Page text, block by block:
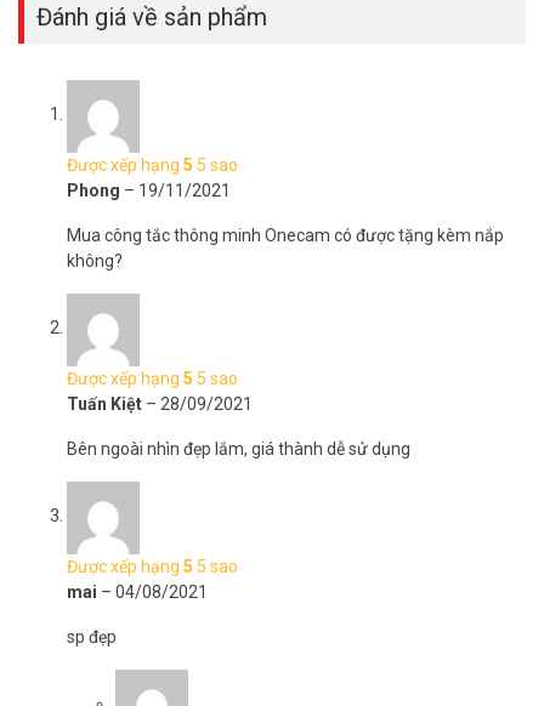
Đánh giá về sản phẩm
Được xếp hạng 5 5 sao
Phong – 19/11/2021
Mua công tắc thông minh Onecam có được tặng kèm nắp
không?
Được xếp hạng 5 5 sao
Tuấn Kiệt – 28/09/2021
Bên ngoài nhìn đẹp lắm, giá thành dễ sử dụng
Được xếp hạng 5 5 sao
mai – 04/08/2021
sp đẹp